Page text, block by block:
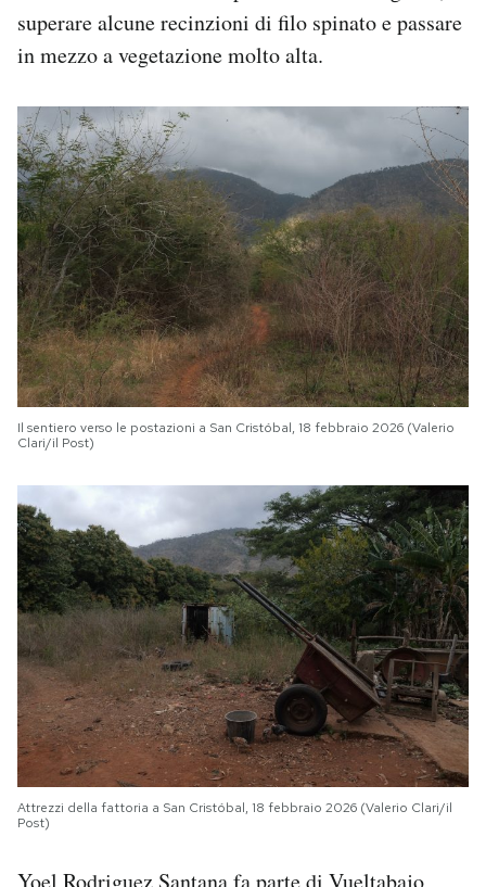
superare alcune recinzioni di filo spinato e passare
in mezzo a vegetazione molto alta.
Il sentiero verso le postazioni a San Cristóbal, 18 febbraio 2026 (Valerio
Clari/il Post)
Attrezzi della fattoria a San Cristóbal, 18 febbraio 2026 (Valerio Clari/il
Post)
Yoel Rodriguez Santana fa parte di Vueltabajo